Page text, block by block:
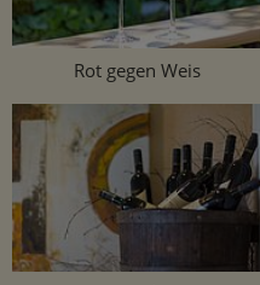
Rot gegen Weis